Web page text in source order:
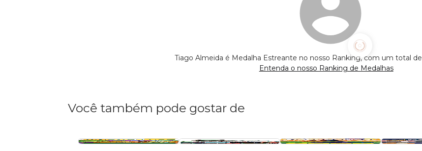
Tiago Almeida é Medalha Estreante no nosso Ranking, com um total de
Entenda o nosso Ranking de Medalhas
Você também pode gostar de